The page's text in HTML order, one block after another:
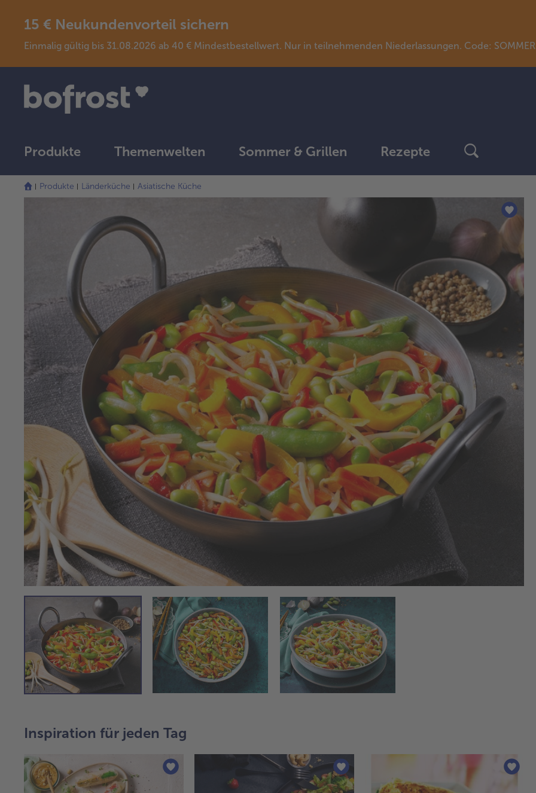
15 € Neukundenvorteil sichern
Einmalig gültig bis 31.08.2026 ab 40 € Mindestbestellwert. Nur in teilnehmenden Niederlassungen. Code:
Produkte Themenwelten Sommer & Grillen Rezepte
Produkte Länderküche Asiatische Küche
Inspiration für jeden Tag